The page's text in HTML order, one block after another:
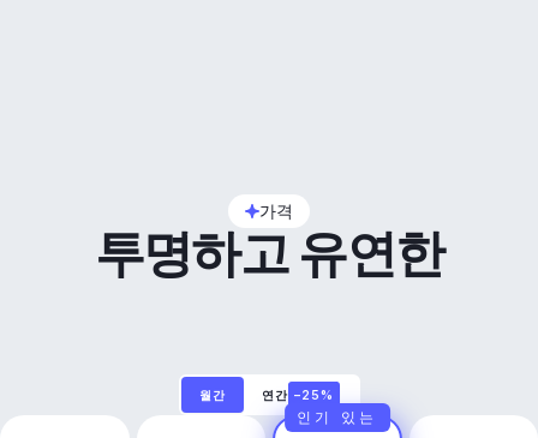
가격
투명하고 유연한
월간 연간 –25%
인기 있는